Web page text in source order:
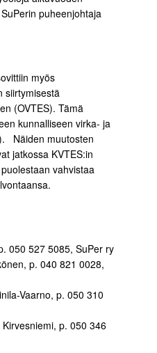
puheenjohtaja
myös
siirtymisestä
(OVTES). Tämä
kunnalliseen virka- ja
Näiden muutosten
jatkossa KVTES:in
vahvistaa
050 527 5085, SuPer ry
p. 040 821 0028,
Vaarno, p. 050 310
p. 050 346